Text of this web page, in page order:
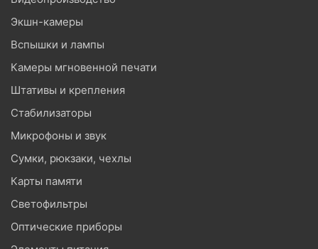
Экшн-камеры
Вспышки и лампы
Камеры мгновенной печати
Штативы и крепления
Стабилизаторы
Микрофоны и звук
Сумки, рюкзаки, чехлы
Карты памяти
Светофильтры
Оптические приборы